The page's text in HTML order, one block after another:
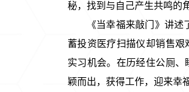
秘，找到与自己产生共鸣的
《当幸福来敲门》讲
蓄投资医疗扫描仪却销售
实习机会。在历经住公厕
颖而出，获得工作，迎来幸福